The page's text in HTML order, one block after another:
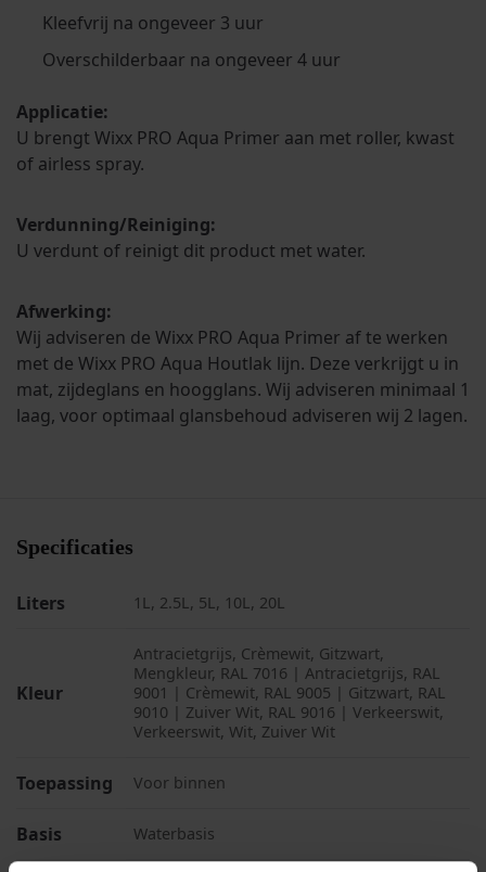
Kleefvrij na ongeveer 3 uur
Overschilderbaar na ongeveer 4 uur
Applicatie:
U brengt Wixx PRO Aqua Primer aan met roller, kwast
of airless spray.
Verdunning/Reiniging:
U verdunt of reinigt dit product met water.
Afwerking:
Wij adviseren de Wixx PRO Aqua Primer af te werken
met de Wixx PRO Aqua Houtlak lijn. Deze verkrijgt u in
mat, zijdeglans en hoogglans. Wij adviseren minimaal 1
laag, voor optimaal glansbehoud adviseren wij 2 lagen.
Specificaties
Liters 1L, 2.5L, 5L, 10L, 20L
Kleur
Antracietgrijs, Crèmewit, Gitzwart,
Mengkleur, RAL 7016 | Antracietgrijs, RAL
9001 | Crèmewit, RAL 9005 | Gitzwart, RAL
9010 | Zuiver Wit, RAL 9016 | Verkeerswit,
Verkeerswit, Wit, Zuiver Wit
Toepassing Voor binnen
Basis Waterbasis